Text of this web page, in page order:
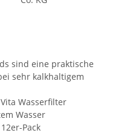
sind eine praktische
sehr kalkhaltigem
Wasserfilter
Wasser
Pack